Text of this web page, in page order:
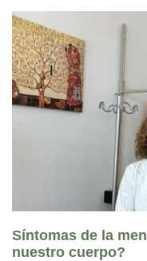
Síntomas de la
nuestro cuerpo?